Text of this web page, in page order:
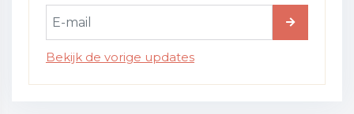
Bekijk de vorige updates